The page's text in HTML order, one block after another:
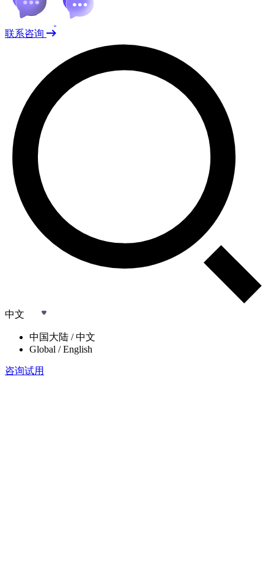
联系咨询
中文
中国大陆 / 中文
Global / English
咨询试用